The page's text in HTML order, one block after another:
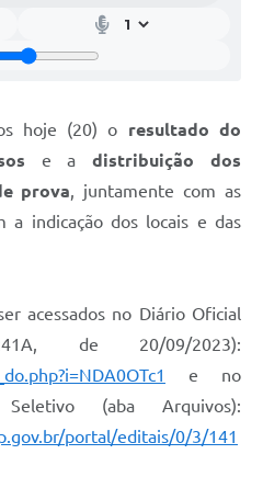
hoje (20) o resultado do
e adistribuição dos
prova, juntamente com as
a indicação dos locais e das
acessados no Diário Oficial
de 20/09/2023):
e no
(aba Arquivos):
portal/editais/0/3/141